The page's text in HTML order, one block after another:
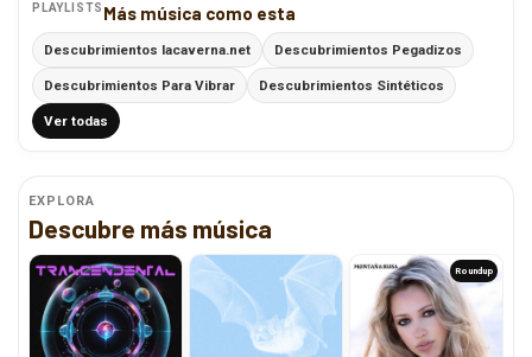
PLAYLISTS Más música como esta
Descubrimientos lacaverna.net Descubrimientos Pegadizos
Descubrimientos Para Vibrar Descubrimientos Sintéticos
Ver todas
EXPLORA
Descubre más música
Roundup